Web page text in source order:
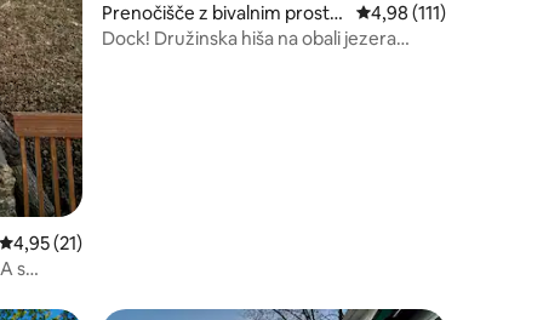
Povprečna ocena: 4,95 od 5, št. mnenj: 21
4,95 (21)
s
Prenočišče z bivalnim prosto
rom v mestu Lake Ozark
Povprečna ocena:
4,98 (111)
Dock! Družinska hiša na obali jezera